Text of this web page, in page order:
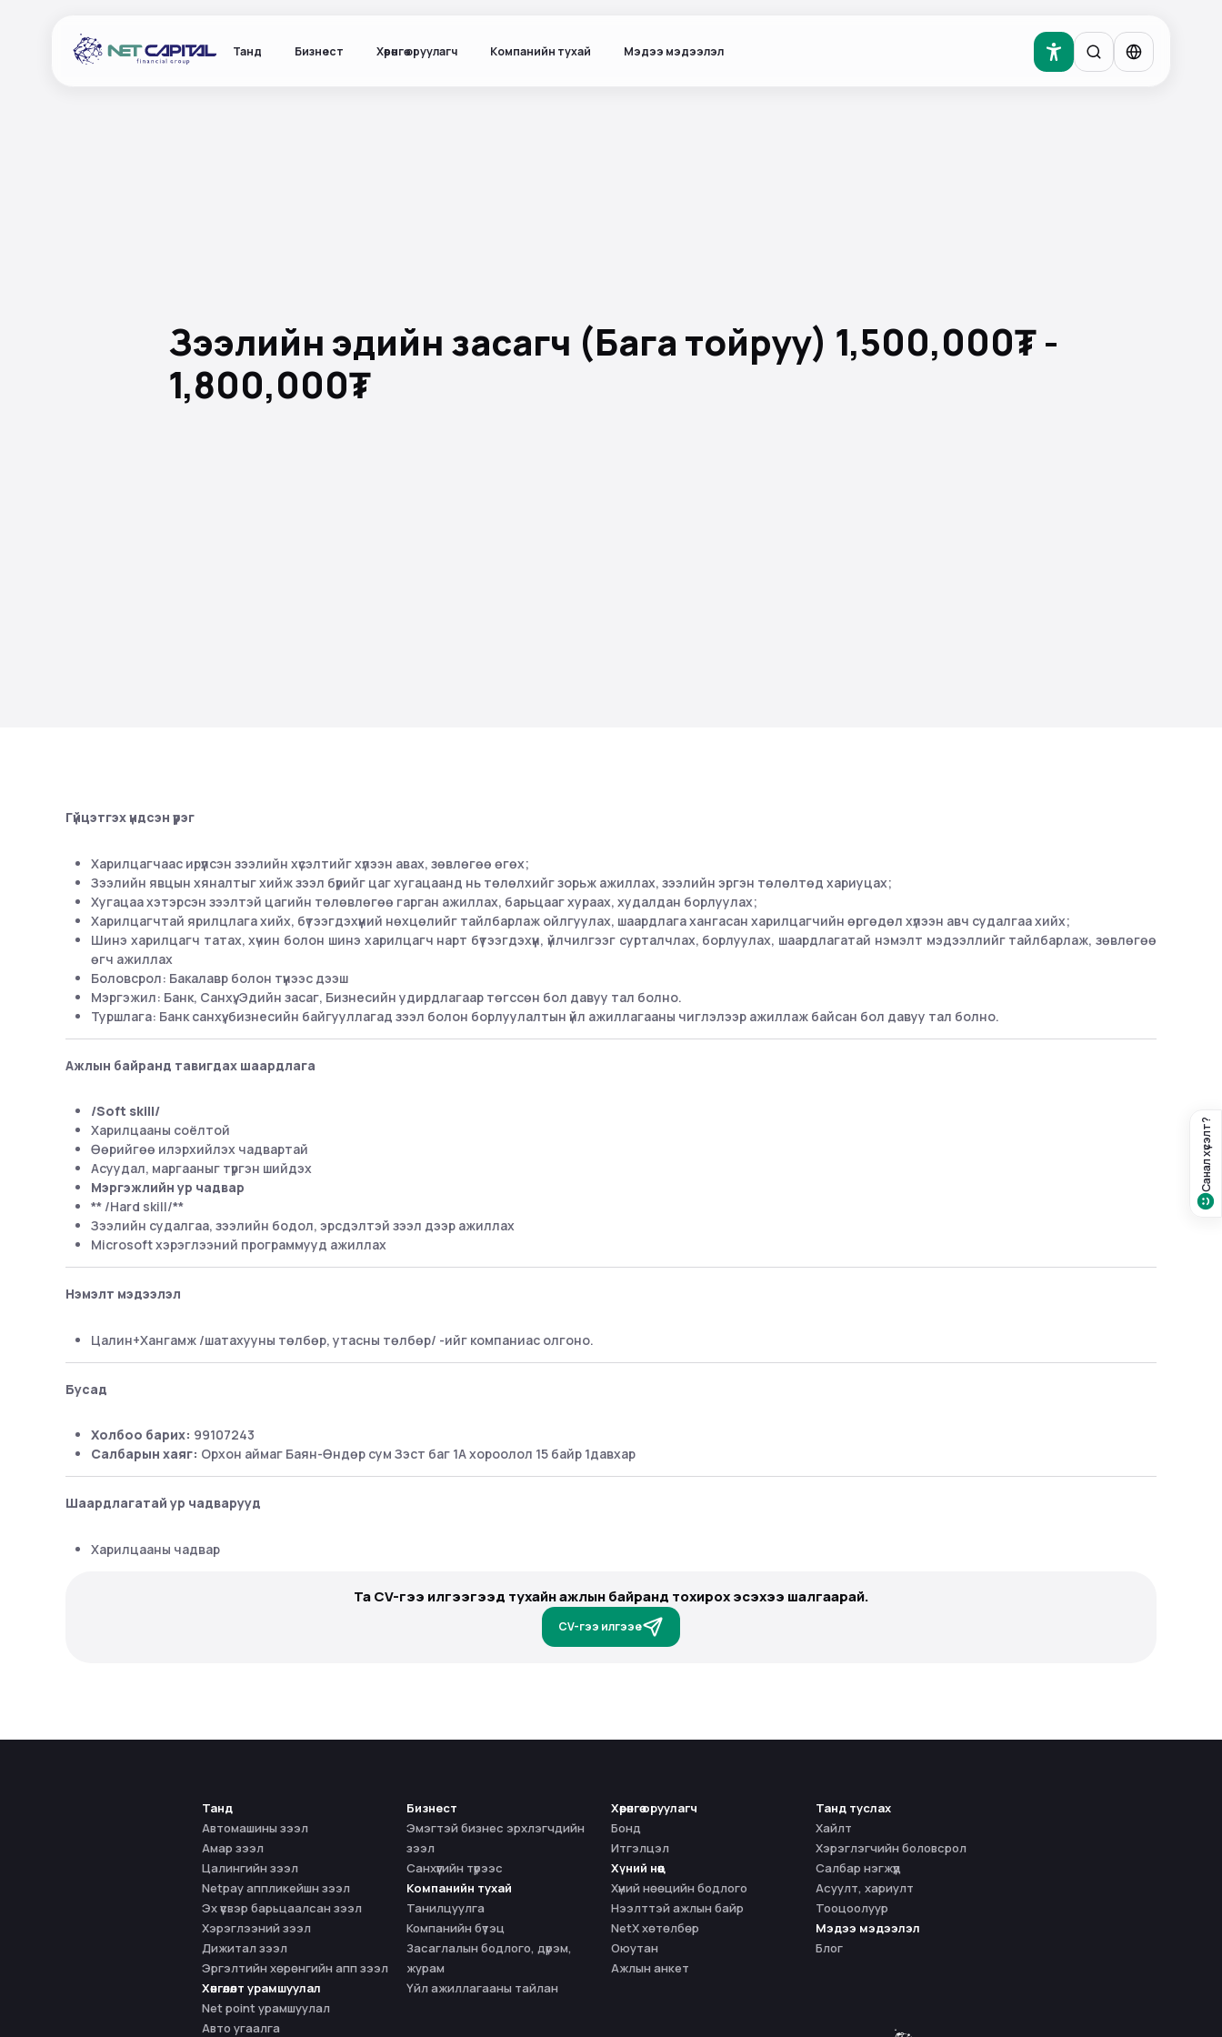
Танд Бизнест Хөрөнгө оруулагч Компанийн тухай Мэдээ мэдээлэл
Санал хүсэлт?
Зээлийн эдийн засагч (Бага тойруу) 1,500,000₮ -
1,800,000₮
Гүйцэтгэх үндсэн үүрэг
Харилцагчаас ирүүлсэн зээлийн хүсэлтийг хүлээн авах, зөвлөгөө өгөх;
Зээлийн явцын хяналтыг хийж зээл бүрийг цаг хугацаанд нь төлөлхийг зорьж ажиллах, зээлийн эргэн төлөлтөд хариуцах;
Хугацаа хэтэрсэн зээлтэй цагийн төлөвлөгөө гарган ажиллах, барьцааг хураах, худалдан борлуулах;
Харилцагчтай ярилцлага хийх, бүтээгдэхүүний нөхцөлийг тайлбарлаж ойлгуулах, шаардлага хангасан харилцагчийн өргөдөл хүлээн авч судалгаа хийх;
Шинэ харилцагч татах, хүчин болон шинэ харилцагч нарт бүтээгдэхүүн, үйлчилгээг сурталчлах, борлуулах, шаардлагатай нэмэлт мэдээллийг тайлбарлаж, зөвлөгөө
өгч ажиллах
Боловсрол: Бакалавр болон түүнээс дээш
Мэргэжил: Банк, Санхүү, Эдийн засаг, Бизнесийн удирдлагаар төгссөн бол давуу тал болно.
Туршлага: Банк санхүү, бизнесийн байгууллагад зээл болон борлуулалтын үйл ажиллагааны чиглэлээр ажиллаж байсан бол давуу тал болно.
Ажлын байранд тавигдах шаардлага
/Soft skill/
Харилцааны соёлтой
Өөрийгөө илэрхийлэх чадвартай
Асуудал, маргааныг түргэн шийдэх
Мэргэжлийн ур чадвар
** /Hard skill/**
Зээлийн судалгаа, зээлийн бодол, эрсдэлтэй зээл дээр ажиллах
Microsoft хэрэглээний программууд ажиллах
Нэмэлт мэдээлэл
Цалин+Хангамж /шатахууны төлбөр, утасны төлбөр/ -ийг компаниас олгоно.
Бусад
Холбоо барих: 99107243
Салбарын хаяг: Орхон аймаг Баян-Өндөр сум Зэст баг 1А хороолол 15 байр 1давхар
Шаардлагатай ур чадварууд
Харилцааны чадвар
Та CV-гээ илгээгээд тухайн ажлын байранд тохирох эсэхээ шалгаарай.
CV-гээ илгээе
Танд
Автомашины зээл
Амар зээл
Цалингийн зээл
Netpay аппликейшн зээл
Эх үүсвэр барьцаалсан зээл
Хэрэглээний зээл
Дижитал зээл
Эргэлтийн хөрөнгийн апп зээл
Хөнгөлөлт урамшуулал
Net point урамшуулал
Авто угаалга
Бизнест
Эмэгтэй бизнес эрхлэгчдийн
зээл
Санхүүгийн түрээс
Компанийн тухай
Танилцуулга
Компанийн бүтэц
Засаглалын бодлого, дүрэм,
журам
Үйл ажиллагааны тайлан
Хөрөнгө оруулагч
Бонд
Итгэлцэл
Хүний нөөц
Хүний нөөцийн бодлого
Нээлттэй ажлын байр
NetX хөтөлбөр
Оюутан
Ажлын анкет
Танд туслах
Хайлт
Хэрэглэгчийн боловсрол
Салбар нэгжүүд
Асуулт, хариулт
Тооцоолуур
Мэдээ мэдээлэл
Блог